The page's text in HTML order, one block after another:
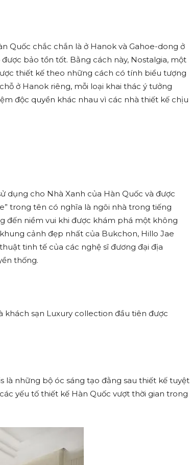
Quốc chắc chắn là ở Hanok và Gahoe-dong ở
bảo tồn tốt. Bằng cách này, Nostalgia, một
thiết kế theo những cách có tính biểu tượng
ở Hanok riêng, mỗi loại khai thác ý tưởng
độc quyền khác nhau vì các nhà thiết kế chịu
dụng cho Nhà Xanh của Hàn Quốc và được
trong tên có nghĩa là ngôi nhà trong tiếng
đến niềm vui khi được khám phá một không
cảnh đẹp nhất của Bukchon, Hillo Jae
tinh tế của các nghệ sĩ đương đại địa
thống.
khách sạn Luxury collection đầu tiên được
là những bộ óc sáng tạo đằng sau thiết kế tuyệt
yếu tố thiết kế Hàn Quốc vượt thời gian trong